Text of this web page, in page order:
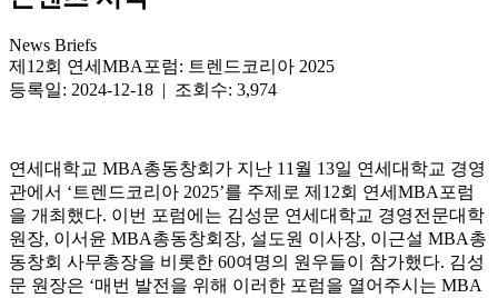
News Briefs
제12회 연세MBA포럼: 트렌드코리아 2025
등록일: 2024-12-18 | 조회수: 3,974
연세대학교 MBA총동창회가 지난 11월 13일 연세대학교 경영
관에서 ‘트렌드코리아 2025’를 주제로 제12회 연세MBA포럼
을 개최했다. 이번 포럼에는 김성문 연세대학교 경영전문대학
원장, 이서윤 MBA총동창회장, 설도원 이사장, 이근설 MBA총
동창회 사무총장을 비롯한 60여명의 원우들이 참가했다. 김성
문 원장은 ‘매번 발전을 위해 이러한 포럼을 열어주시는 MBA